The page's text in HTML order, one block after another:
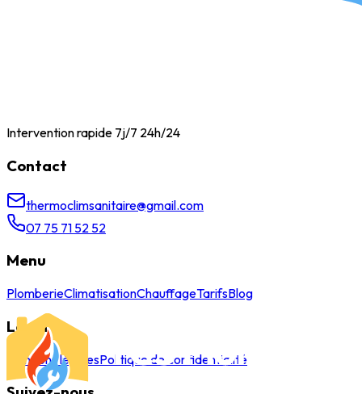
Intervention rapide 7j/7 24h/24
Contact
thermoclimsanitaire@gmail.com
07 75 71 52 52
Menu
PlomberieClimatisationChauffageTarifsBlog
Légal
Mentions légalesPolitique de confidentialité